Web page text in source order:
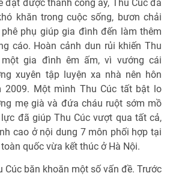
đạt được thành công ấy, Thu Cúc đã
khăn trong cuộc sống, bươn chải
phụ giúp gia đình đến làm thêm
cáo. Hoàn cảnh dun rủi khiến Thu
gia đình êm ấm, vì vướng cái
xuyên tập luyện xa nhà nên hôn
2009. Một mình Thu Cúc tất bật lo
mẹ già và đứa cháu ruột sớm mồ
đã giúp Thu Cúc vượt qua tất cả,
cao ở nội dung 7 môn phối hợp tại
quốc vừa kết thúc ở Hà Nội.
Cúc băn khoăn một số vấn đề. Trước